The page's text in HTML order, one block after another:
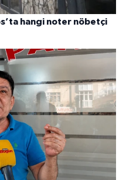
hangi noter nöbetçi